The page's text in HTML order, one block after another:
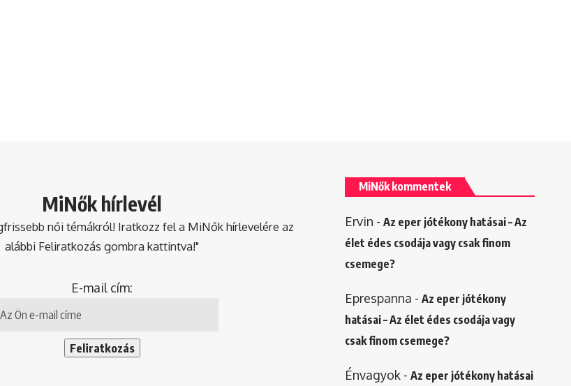
MiNők hírlevél
női témákról! Iratkozz fel a MiNők hírlevelére az
alábbi Feliratkozás gombra kattintva!"
E-mail cím:
MiNők kommentek
Ervin - Az eper jótékony hatásai – Az
élet édes csodája vagy csak finom
csemege?
Eprespanna - Az eper jótékony
hatásai – Az élet édes csodája vagy
csak finom csemege?
Énvagyok- Az eper jótékony hatásai